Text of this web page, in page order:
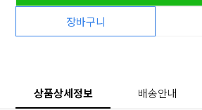
장바구니
상품상세정보 배송안내